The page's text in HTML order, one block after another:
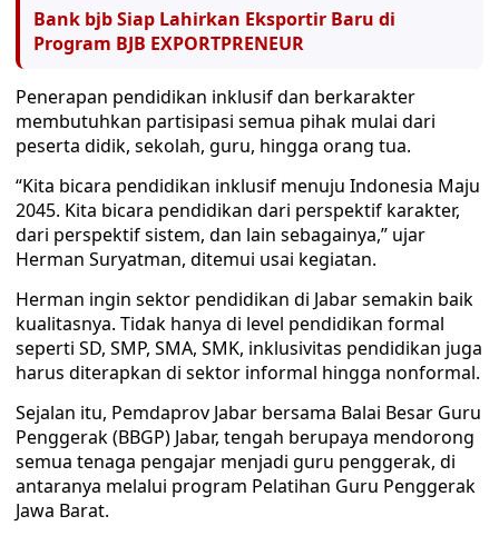
Bank bjb Siap Lahirkan Eksportir Baru di
Program BJB EXPORTPRENEUR
Penerapan pendidikan inklusif dan berkarakter
membutuhkan partisipasi semua pihak mulai dari
peserta didik, sekolah, guru, hingga orang tua.
“Kita bicara pendidikan inklusif menuju Indonesia Maju
2045. Kita bicara pendidikan dari perspektif karakter,
dari perspektif sistem, dan lain sebagainya,” ujar
Herman Suryatman, ditemui usai kegiatan.
Herman ingin sektor pendidikan di Jabar semakin baik
kualitasnya. Tidak hanya di level pendidikan formal
seperti SD, SMP, SMA, SMK, inklusivitas pendidikan juga
harus diterapkan di sektor informal hingga nonformal.
Sejalan itu, Pemdaprov Jabar bersama Balai Besar Guru
Penggerak (BBGP) Jabar, tengah berupaya mendorong
semua tenaga pengajar menjadi guru penggerak, di
antaranya melalui program Pelatihan Guru Penggerak
Jawa Barat.